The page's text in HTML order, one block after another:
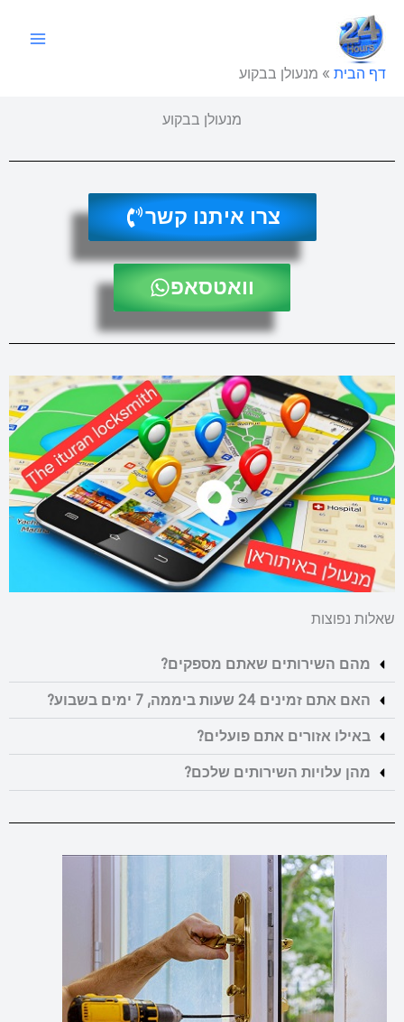
לתוכן
דף הבית » מנעולן בבקוע
מנעולן בבקוע
צרו איתנו קשר
וואטסאפ
שאלות נפוצות
מהם השירותים שאתם מספקים?
האם אתם זמינים 24 שעות ביממה, 7 ימים בשבוע?
באילו אזורים אתם פועלים?
מהן עלויות השירותים שלכם?